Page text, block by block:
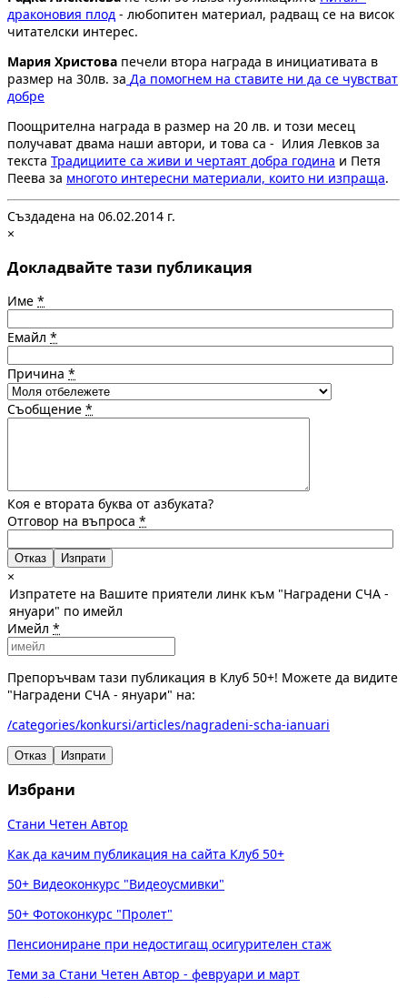
драконовия плод - любопитен материал, радващ се на висок
читателски интерес.
Мария Христова печели втора награда в инициативата в
размер на 30лв. за Да помогнем на ставите ни да се чувстват
добре
Поощрителна награда в размер на 20 лв. и този месец
получават двама наши автори, и това са - Илия Левков за
текста Традициите са живи и чертаят добра година и Петя
Пеева за многото интересни материали, които ни изпраща.
Създадена на 06.02.2014 г.
×
Докладвайте тази публикация
Име *
Емайл *
Причина *
Съобщение *
Коя е втората буква от азбуката?
Отговор на въпроса *
Отказ
×
Изпратете на Вашите приятели линк към "Наградени СЧА -
януари" по имейл
Имейл *
Препоръчвам тази публикация в Клуб 50+! Можете да видите
"Наградени СЧА - януари" на:
/categories/konkursi/articles/nagradeni-scha-ianuari
Отказ Изпрати
Избрани
Стани Четен Автор
Как да качим публикация на сайта Клуб 50+
50+ Видеоконкурс "Видеоусмивки"
50+ Фотоконкурс "Пролет"
Пенсиониране при недостигащ осигурителен стаж
Теми за Стани Четен Автор - февруари и март